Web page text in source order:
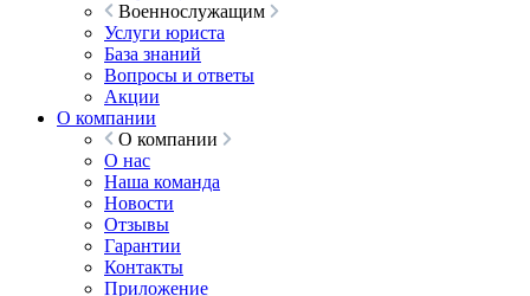
Военнослужащим
Услуги юриста
База знаний
Вопросы и ответы
Акции
О компании
О компании
О нас
Наша команда
Новости
Отзывы
Гарантии
Контакты
Приложение